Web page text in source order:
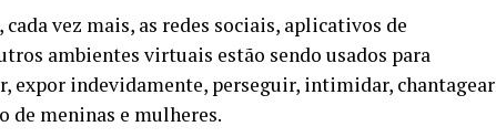
vez mais, as redes sociais, aplicativos de
ambientes virtuais estão sendo usados para
expor indevidamente, perseguir, intimidar, chantagear
de meninas e mulheres.